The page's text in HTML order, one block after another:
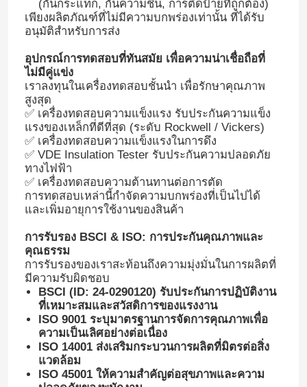
(กันกระแทก, กันความชื้น, การติดป้ายที่ถูกต้อง)
เพียงผลิตภัณฑ์ที่ไม่มีความบกพร่องเท่านั้น ที่ได้รับ
อนุมัติสําหรับการส่ง
อุปกรณ์การทดสอบที่ทันสมัย เพื่อความน่าเชื่อถือที่
ไม่มีคู่แข่ง
เราลงทุนในเครื่องทดสอบชั้นนํา เพื่อรักษาคุณภาพ
สูงสุด
✅ เครื่องทดสอบความแข็งแรง รับประกันความแข็ง
แรงของเหล็กที่ดีที่สุด (ระดับ Rockwell / Vickers)
✅ เครื่องทดสอบความแข็งแรงในการดึง
✅ VDE Insulation Tester รับประกันความปลอดภัย
ทางไฟฟ้า
✅ เครื่องทดสอบความต้านทานต่อการตัด
การทดสอบเหล่านี้กําจัดความบกพร่องที่เป็นไปได้
และเพิ่มอายุการใช้งานของสินค้า
การรับรอง BSCI & ISO: การประกันคุณภาพและ
คุณธรรม
การรับรองของเราสะท้อนถึงความมุ่งมั่นในการผลิตที่
มีความรับผิดชอบ
BSCI (ID: 24-0290120) รับประกันการปฏิบัติงาน
ที่เหมาะสมและสวัสดิการของแรงงาน
ISO 9001 ระบุมาตรฐานการจัดการคุณภาพเพื่อ
ความเป็นเลิศอย่างต่อเนื่อง
ISO 14001 ส่งเสริมกระบวนการผลิตที่มิตรต่อสิ่ง
แวดล้อม
ISO 45001 ให้ความสําคัญต่อสุขภาพและความ